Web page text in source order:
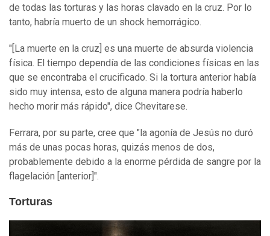
de todas las torturas y las horas clavado en la cruz. Por lo
tanto, habría muerto de un shock hemorrágico.
"[La muerte en la cruz] es una muerte de absurda violencia
física. El tiempo dependía de las condiciones físicas en las
que se encontraba el crucificado. Si la tortura anterior había
sido muy intensa, esto de alguna manera podría haberlo
hecho morir más rápido", dice Chevitarese.
Ferrara, por su parte, cree que "la agonía de Jesús no duró
más de unas pocas horas, quizás menos de dos,
probablemente debido a la enorme pérdida de sangre por la
flagelación [anterior]".
Torturas